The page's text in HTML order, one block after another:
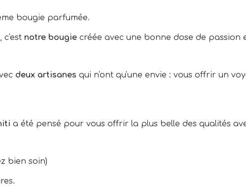
bougie parfumée.
c'est notre bougie créée avec une bonne dose de passion
deux artisanes qui n'ont qu'une envie : vous offrir un
a été pensé pour vous offrir la plus belle des qualités
bien soin)